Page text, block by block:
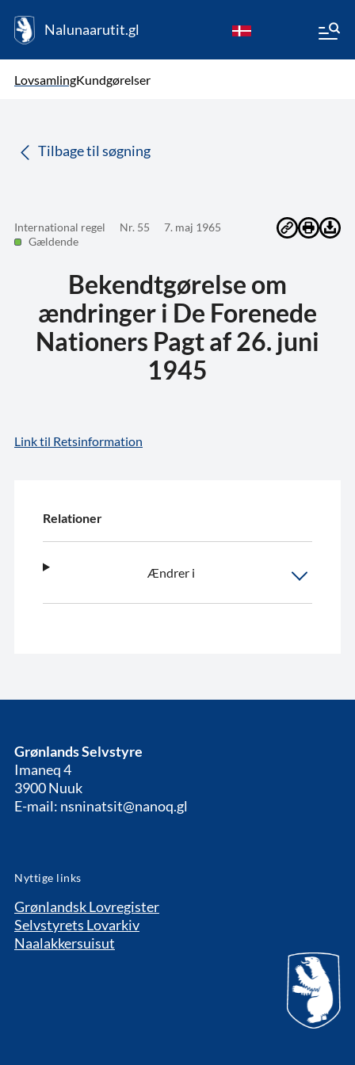
Nalunaarutit.gl
LovsamlingKundgørelser
Tilbage til søgning
International regel Nr. 55
7. maj 1965
Gældende
Bekendtgørelse om
ændringer i De Forenede
Nationers Pagt af 26. juni
1945
Link til Retsinformation
Relationer
Ændrer i
Grønlands Selvstyre
Imaneq 4
3900 Nuuk
E-mail: nsninatsit@nanoq.gl
Nyttige links
Grønlandsk Lovregister
Selvstyrets Lovarkiv
Naalakkersuisut